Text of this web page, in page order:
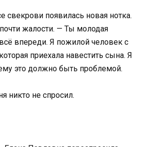
свекрови появилась новая нотка.
почти жалости. — Ты молодая
впереди. Я пожилой человек с
приехала навестить сына. Я
это должно быть проблемой.
никто не спросил.